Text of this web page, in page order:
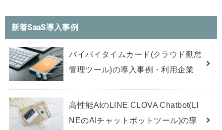
新着SaaS導入事例
バイバイタイムカード(クラウド勤怠
管理ツール)の導入事例・利用企業
高性能AIのLINE CLOVA Chatbot(LI
NEのAIチャットボットツール)の導